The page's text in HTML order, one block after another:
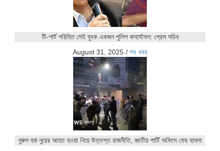
টি-শার্ট পরিহিত সেই যুবক একজন পুলিশ কনস্টেবল: প্রেস সচিব
August 31, 2025 / সব খবর
নুরুল হক নুরের আহত হওয়া নিয়ে উত্তপ্ত রাজনীতি, জাতীয় পার্টি অফিসে ফের হামলা